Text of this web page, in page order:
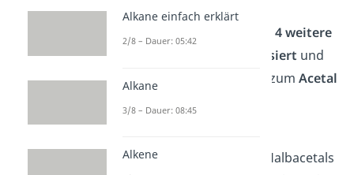
Anschließend folgen noch4 weitere
säure-katalysiert und
unter
zumAcetal
Hydroxygruppe -OH des Halbacetals
Alkane einfach erklärt
2/8 – Dauer: 05:42
Alkane
3/8 – Dauer: 08:45
Alkene